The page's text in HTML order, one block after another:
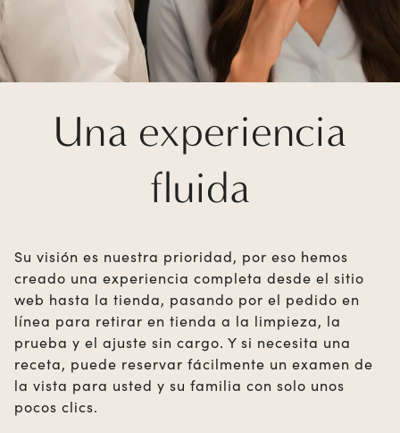
Una experiencia
fluida
Su visión es nuestra prioridad, por eso hemos
creado una experiencia completa desde el sitio
web hasta la tienda, pasando por el pedido en
línea para retirar en tienda a la limpieza, la
prueba y el ajuste sin cargo. Y si necesita una
receta, puede reservar fácilmente un examen de
la vista para usted y su familia con solo unos
pocos clics.